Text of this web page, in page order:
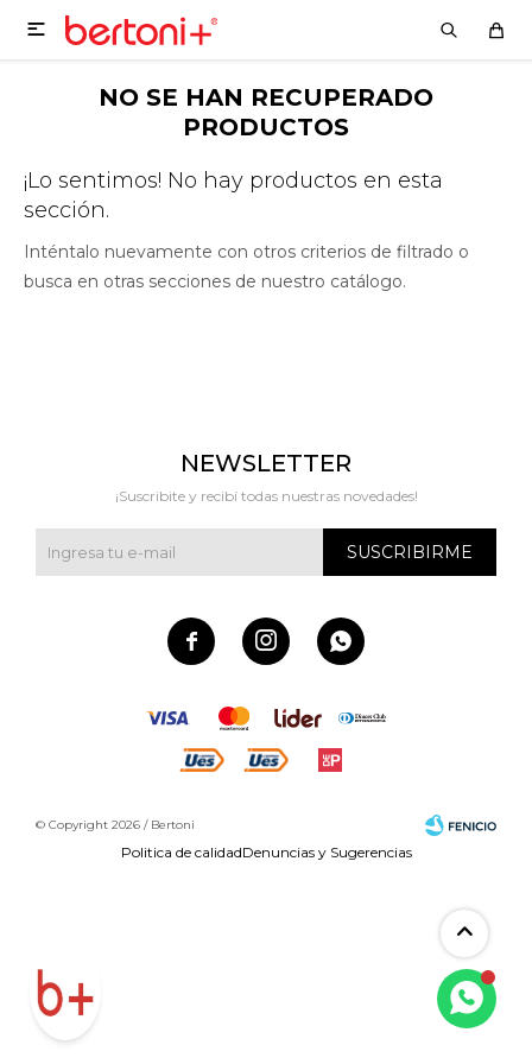

NO SE HAN RECUPERADO
PRODUCTOS
¡Lo sentimos! No hay productos en esta
sección.
Inténtalo nuevamente con otros criterios de filtrado o
busca en otras secciones de nuestro catálogo.
NEWSLETTER
¡Suscribite y recibí todas nuestras novedades!
SUSCRIBIRME
  
© Copyright 2026 / Bertoni
Fenicio
Politica de calidadDenuncias y Sugerencias